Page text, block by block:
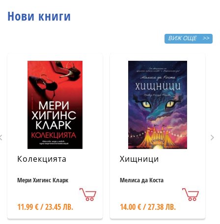
Нови книги
ВИЖ ОЩЕ >>
Колекцията
Мери Хигинс Кларк
11.99 € / 23.45 ЛВ.
Хищници
Мелиса да Коста
14.00 € / 27.38 ЛВ.